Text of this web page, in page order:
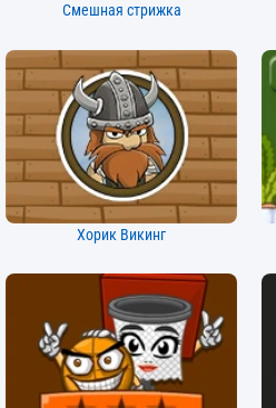
Смешная стрижка
Хорик Викинг